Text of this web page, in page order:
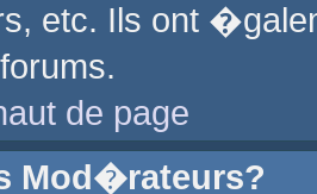
etc. Ils ont
de page
Mod�rateurs?